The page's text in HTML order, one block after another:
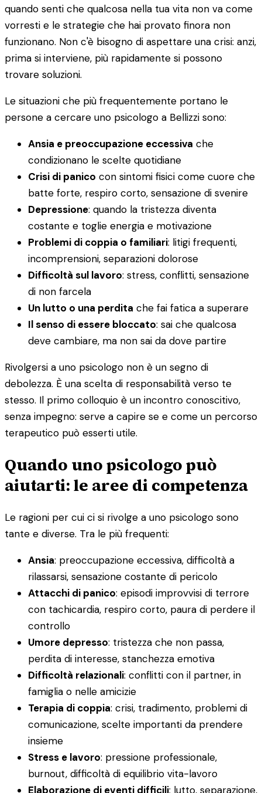
quando senti che qualcosa nella tua vita non va come
vorresti e le strategie che hai provato finora non
funzionano. Non c'è bisogno di aspettare una crisi: anzi,
prima si interviene, più rapidamente si possono
trovare soluzioni.
Le situazioni che più frequentemente portano le
persone a cercare uno psicologo a Bellizzi sono:
Ansia e preoccupazione eccessiva che
condizionano le scelte quotidiane
Crisi di panico con sintomi fisici come cuore che
batte forte, respiro corto, sensazione di svenire
Depressione: quando la tristezza diventa
costante e toglie energia e motivazione
Problemi di coppia o familiari: litigi frequenti,
incomprensioni, separazioni dolorose
Difficoltà sul lavoro: stress, conflitti, sensazione
di non farcela
Un lutto o una perdita che fai fatica a superare
Il senso di essere bloccato: sai che qualcosa
deve cambiare, ma non sai da dove partire
Rivolgersi a uno psicologo non è un segno di
debolezza. È una scelta di responsabilità verso te
stesso. Il primo colloquio è un incontro conoscitivo,
senza impegno: serve a capire se e come un percorso
terapeutico può esserti utile.
Quando uno psicologo può
aiutarti: le aree di competenza
Le ragioni per cui ci si rivolge a uno psicologo sono
tante e diverse. Tra le più frequenti:
Ansia: preoccupazione eccessiva, difficoltà a
rilassarsi, sensazione costante di pericolo
Attacchi di panico: episodi improvvisi di terrore
con tachicardia, respiro corto, paura di perdere il
controllo
Umore depresso: tristezza che non passa,
perdita di interesse, stanchezza emotiva
Difficoltà relazionali: conflitti con il partner, in
famiglia o nelle amicizie
Terapia di coppia: crisi, tradimento, problemi di
comunicazione, scelte importanti da prendere
insieme
Stress e lavoro: pressione professionale,
burnout, difficoltà di equilibrio vita-lavoro
Elaborazione di eventi difficili: lutto, separazione,